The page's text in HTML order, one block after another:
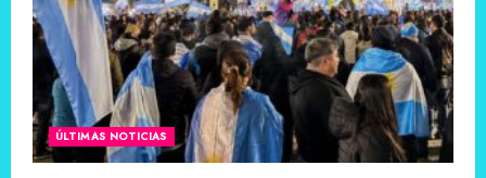
ÚLTIMAS NOTICIAS